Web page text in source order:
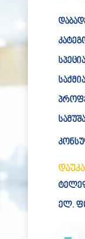
ელ.